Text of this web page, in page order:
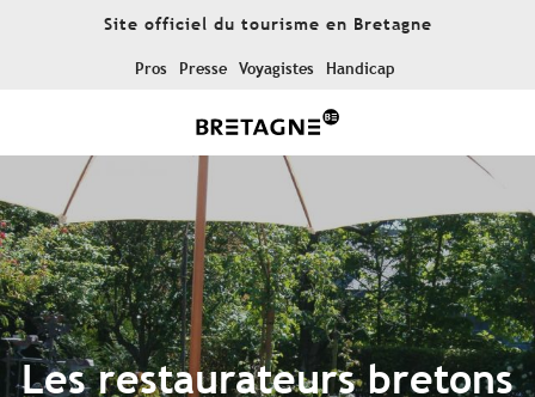
Site officiel du tourisme en Bretagne
Pros Presse Voyagistes Handicap
Les restaurateurs bretons